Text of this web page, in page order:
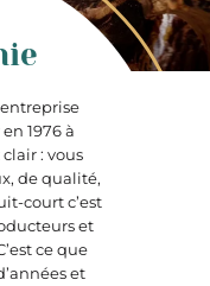
1976 à
: vous
de qualité,
court c’est
et
ce que
et